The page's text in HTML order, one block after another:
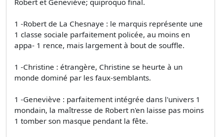
Robert et Geneviève; quiproquo final.
1 -Robert de La Chesnaye : le marquis représente une
1 classe sociale parfaitement policée, au moins en
appa- 1 rence, mais largement à bout de souffle.
1 -Christine : étrangère, Christine se heurte à un
monde dominé par les faux-semblants.
1 -Geneviève : parfaitement intégrée dans l'univers 1
mondain, la maîtresse de Robert n'en laisse pas moins
1 tomber son masque pendant la fête.